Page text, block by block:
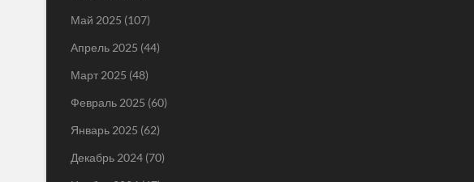
Май 2025 (107)
Апрель 2025 (44)
Март 2025 (48)
Февраль 2025 (60)
Январь 2025 (62)
Декабрь 2024 (70)